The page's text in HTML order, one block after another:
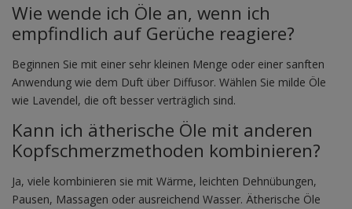
Wie wende ich Öle an, wenn ich
empfindlich auf Gerüche reagiere?
Beginnen Sie mit einer sehr kleinen Menge oder einer sanften
Anwendung wie dem Duft über Diffusor. Wählen Sie milde Öle
wie Lavendel, die oft besser verträglich sind.
Kann ich ätherische Öle mit anderen
Kopfschmerzmethoden kombinieren?
Ja, viele kombinieren sie mit Wärme, leichten Dehnübungen,
Pausen, Massagen oder ausreichend Wasser. Ätherische Öle